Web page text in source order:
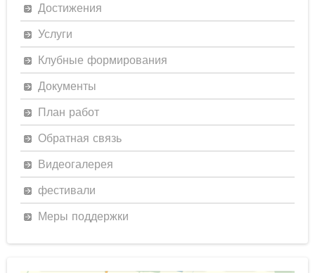
Достижения
Услуги
Клубные формирования
Документы
План работ
Обратная связь
Видеогалерея
фестивали
Меры поддержки